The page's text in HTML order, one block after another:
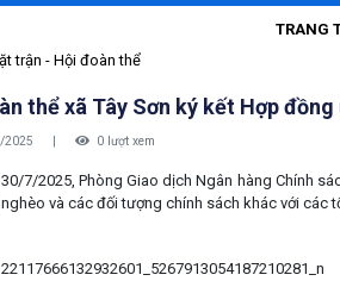
TRANG
trận - Hội đoàn thể
thể xã Tây Sơn ký kết Hợp
2025 | 0 lượt xem
2025, Phòng Giao dịch Ngân hàng Chính
và các đối tượng chính sách khác với các